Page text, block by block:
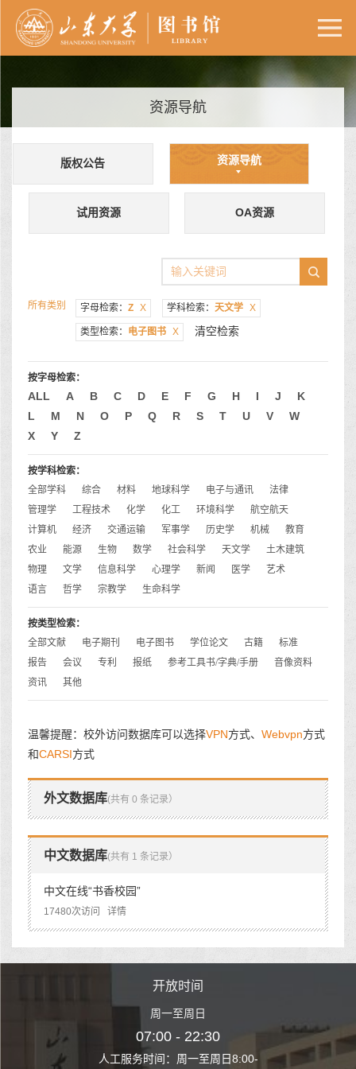
资源导航
版权公告 资源导航
试用资源 OA资源
所有类别 字母检索： Z X 学科检索： 天文学 X
类型检索： 电子图书 X 清空检索
按字母检索：
ALL A B C D E F G H I J
K
L
M N O P Q R S T U V
W
X
Y Z
按学科检索：
全部学科
综合 材料 地球科学 电子与通讯
法律
管理学
工程技术 化学 化工 环境科学
航空航天
计算机
经济 交通运输 军事学 历史学 机械
教育
农业
能源 生物 数学 社会科学 天文学
土木建筑
物理
文学 信息科学 心理学 新闻 医学
艺术
语言
哲学 宗教学 生命科学
按类型检索：
全部文献
电子期刊 电子图书 学位论文 古籍
标准
报告
会议 专利 报纸 参考工具书/字典/手册
音像资料
资讯
其他
温馨提醒：校外访问数据库可以选择VPN方式、 Webvpn方式
和CARSI方式
外文数据库(共有 0 条记录）
中文数据库(共有 1 条记录）
中文在线“书香校园”
17480次访问 详情
至周日8:00-
开放时间
周一至周日
07:00 - 22:30
人工服务时间：周一至周日8:00- 人工服务时间